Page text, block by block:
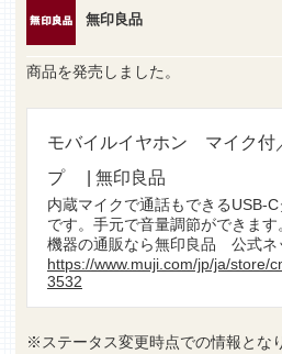
無印良品
商品を発売しました。
モバイルイヤホン マイク付
プ | 無印良品
内蔵マイクで通話もできるUSB-
です。手元で音量調節ができま
機器の通販なら無印良品 公式ネ
https://www.muji.com/jp/ja/store/
3532
※ステータス変更時点での情報とな